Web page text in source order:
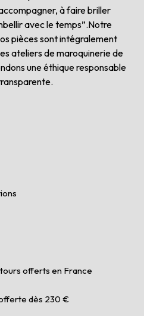
à faire briller
avec le temps”.Notre
pièces sont intégralement
ateliers de maroquinerie de
une éthique responsable
offerts en France
dès 230 €